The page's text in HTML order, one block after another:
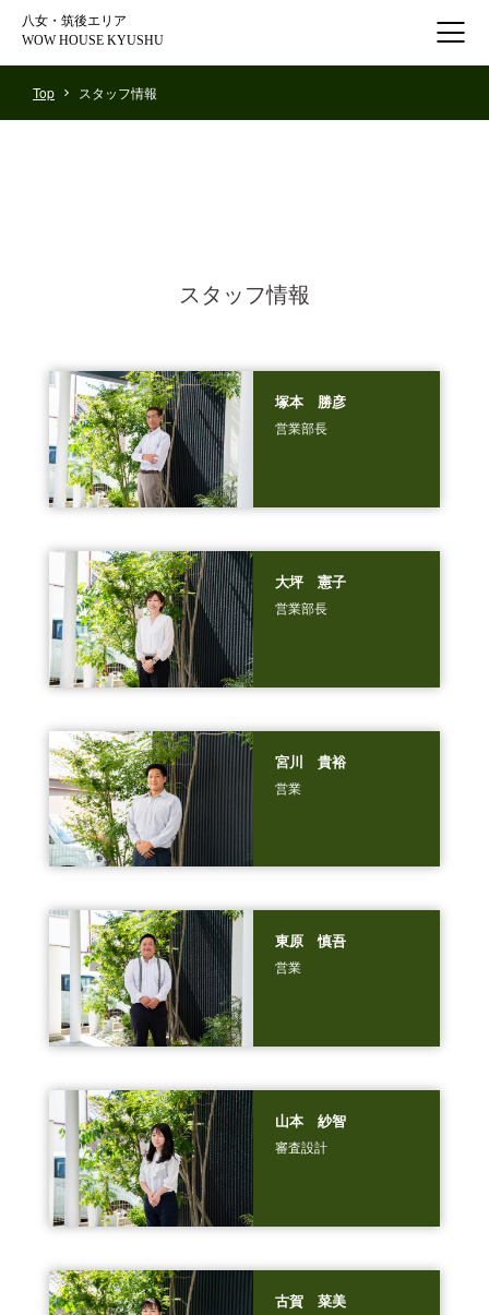
⼋⼥・筑後エリア
WOW HOUSE KYUSHU
Top スタッフ情報
スタッフ情報
塚本 勝彦
営業部長
大坪 憲子
営業部長
宮川 貴裕
営業
東原 慎吾
営業
山本 紗智
審査設計
古賀 菜美